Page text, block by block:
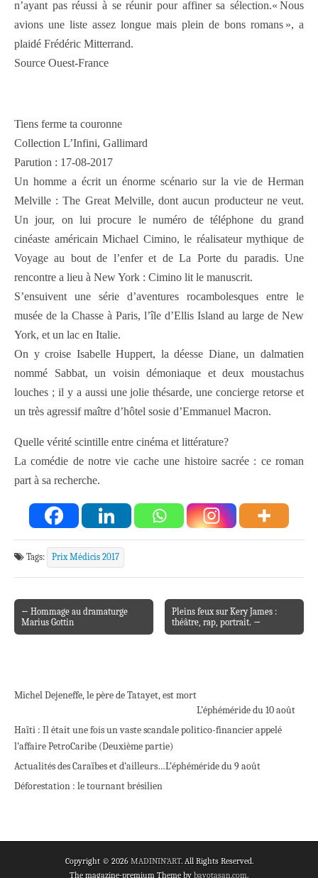
n’ayant pas réussi à se réunir pour affiner sa sélection.« Nous
avions une liste assez longue mais plein de bons romans », a
plaidé Frédéric Mitterrand.
Source Ouest-France
Tiens ferme ta couronne
Collection L’Infini, Gallimard
Parution : 17-08-2017
Un homme a écrit un énorme scénario sur la vie de Herman
Melville : The Great Melville, dont aucun producteur ne veut.
Un jour, on lui procure le numéro de téléphone du grand
cinéaste américain Michael Cimino, le réalisateur mythique de
Voyage au bout de l’enfer et de La Porte du paradis. Une
rencontre a lieu à New York : Cimino lit le manuscrit.
S’ensuivent une série d’aventures rocambolesques entre le
musée de la Chasse à Paris, l’île d’Ellis Island au large de New
York, et un lac en Italie.
On y croise Isabelle Huppert, la déesse Diane, un dalmatien
nommé Sabbat, un voisin démoniaque et deux moustachus
louches ; il y a aussi une jolie thésarde, une concierge retorse et
un très agressif maître d’hôtel sosie d’Emmanuel Macron.
Quelle vérité scintille entre cinéma et littérature?
La comédie de notre vie cache une histoire sacrée : ce roman
part à sa recherche.
Tags: Prix Médicis 2017
Post navigation
← Hommage au dramaturge
Marius Gottin
Pleins feux sur Kery James :
théâtre, rap, portrait. →
Michel Dejeneffe, le père de Tatayet, est mort
L’éphéméride du 10 août
Haïti : Il était une fois un vaste scandale politico-financier appelé
l’affaire PetroCaribe (Deuxième partie)
Actualités des Caraïbes et d’ailleurs…L’éphéméride du 9 août
Déforestation : le tournant brésilien
Copyright © 2026 MADININ'ART. All Rights Reserved.
The magazine-premium Theme by bavotasan.com.